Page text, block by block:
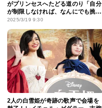
がプリンセスへたどる道のり「自分
が制限しなければ、なんにでも挑戦
できる」
2025/3/19 9:30
2人の白雪姫が奇跡の歌声で会場を